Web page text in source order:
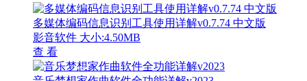
多媒体编码信息识别工具使用详解v0.7.74 中文版
影音软件 大小:4.50MB
查 看